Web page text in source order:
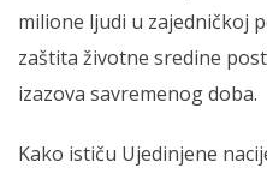
milione ljudi u zajedničkoj
zaštita životne sredine
izazova savremenog doba.
Kako ističu Ujedinjene